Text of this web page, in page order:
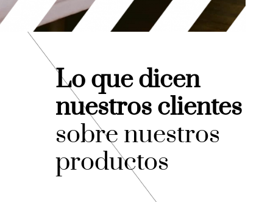
Lo que dicen
nuestros clientes
sobre nuestros
productos